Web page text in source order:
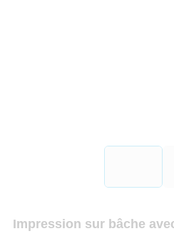
Impression sur bâche